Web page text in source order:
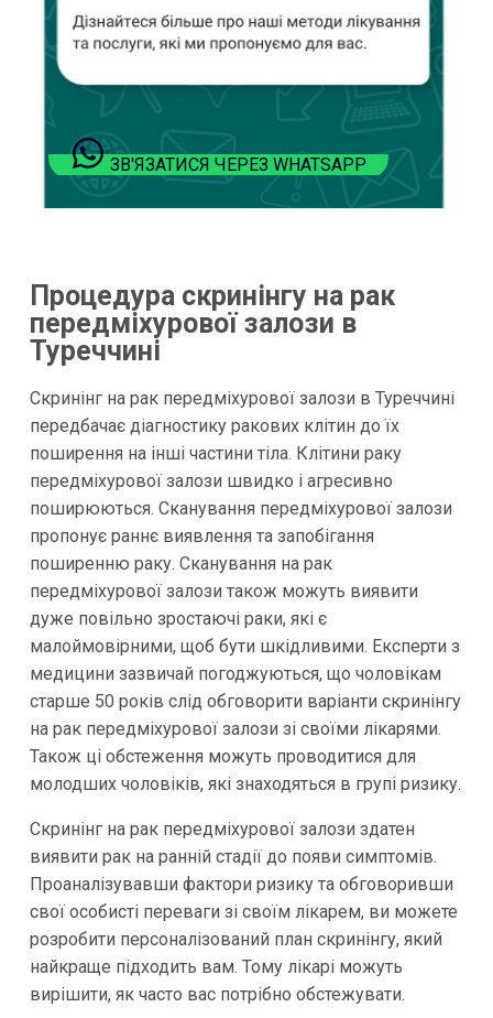
ЗВ'ЯЗАТИСЯ ЧЕРЕЗ WHATSAPP
Процедура скринінгу на рак
передміхурової залози в
Туреччині
Скринінг на рак передміхурової залози в Туреччині
передбачає діагностику ракових клітин до їх
поширення на інші частини тіла. Клітини раку
передміхурової залози швидко і агресивно
поширюються. Сканування передміхурової залози
пропонує раннє виявлення та запобігання
поширенню раку. Сканування на рак
передміхурової залози також можуть виявити
дуже повільно зростаючі раки, які є
малоймовірними, щоб бути шкідливими. Експерти з
медицини зазвичай погоджуються, що чоловікам
старше 50 років слід обговорити варіанти скринінгу
на рак передміхурової залози зі своїми лікарями.
Також ці обстеження можуть проводитися для
молодших чоловіків, які знаходяться в групі ризику.
Скринінг на рак передміхурової залози здатен
виявити рак на ранній стадії до появи симптомів.
Проаналізувавши фактори ризику та обговоривши
свої особисті переваги зі своїм лікарем, ви можете
розробити персоналізований план скринінгу, який
найкраще підходить вам. Тому лікарі можуть
вирішити, як часто вас потрібно обстежувати.